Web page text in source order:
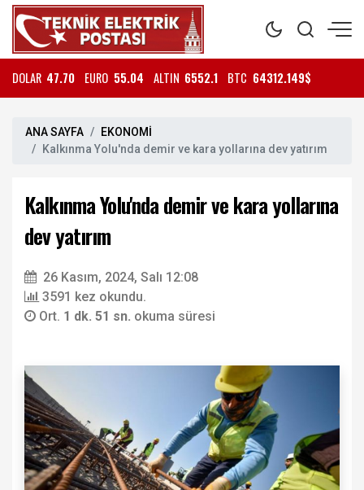
DOLAR 47.70 EURO 55.04 ALTIN 6552.1 BTC 64312.149$
ANA SAYFA
EKONOMİ
Kalkınma Yolu'nda demir ve kara yollarına dev yatırım
Kalkınma Yolu'nda demir ve kara yollarına
dev yatırım
26 Kasım, 2024, Salı 12:08
3591 kez okundu.
Ort. 1 dk. 51 sn. okuma süresi